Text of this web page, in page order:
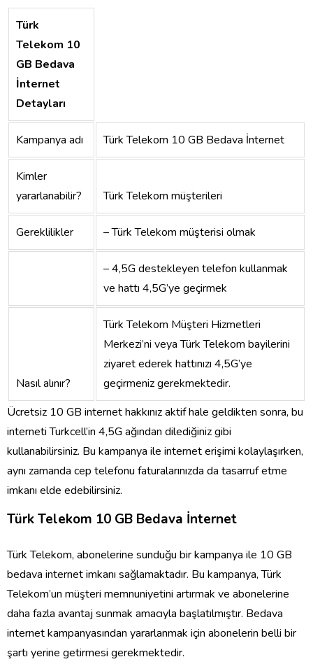
Türk
Telekom 10
GB Bedava
İnternet
Detayları
Kampanya adı Türk Telekom 10 GB Bedava İnternet
Kimler
yararlanabilir?
Türk Telekom müşterileri
Gereklilikler – Türk Telekom müşterisi olmak
– 4,5G destekleyen telefon kullanmak
ve hattı 4,5G’ye geçirmek
Nasıl alınır?
Türk Telekom Müşteri Hizmetleri
Merkezi’ni veya Türk Telekom bayilerini
ziyaret ederek hattınızı 4,5G’ye
geçirmeniz gerekmektedir.
Ücretsiz 10 GB internet hakkınız aktif hale geldikten sonra, bu
interneti Turkcell’in 4,5G ağından dilediğiniz gibi
kullanabilirsiniz. Bu kampanya ile internet erişimi kolaylaşırken,
aynı zamanda cep telefonu faturalarınızda da tasarruf etme
imkanı elde edebilirsiniz.
Türk Telekom 10 GB Bedava İnternet
Türk Telekom, abonelerine sunduğu bir kampanya ile 10 GB
bedava internet imkanı sağlamaktadır. Bu kampanya, Türk
Telekom’un müşteri memnuniyetini artırmak ve abonelerine
daha fazla avantaj sunmak amacıyla başlatılmıştır. Bedava
internet kampanyasından yararlanmak için abonelerin belli bir
şartı yerine getirmesi gerekmektedir.